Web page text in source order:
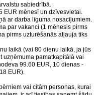
sabiedrībā.
mēnesī un dzīvesvietai.
ar darba līguma nosacījumiem.
par vakanci (1 mēnesis pirms
pirms uzturēšanās atļauja tiks
laikā (vai 80 dienu laikā, ja jūs
uzņēmuma pamatkapitālā vai
99.60 EUR, 10 dienas -
EUR).
vai citām personas, kurai